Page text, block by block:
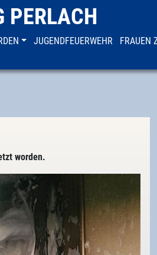
PERLACH
JUGENDFEUERWEHR FRAUEN
worden.